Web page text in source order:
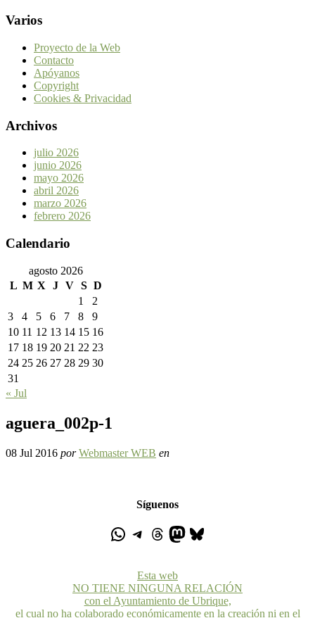
Varios
Proyecto de la Web
Contacto
Apóyanos
Copyright
Cookies & Privacidad
Archivos
julio 2026
junio 2026
mayo 2026
abril 2026
marzo 2026
febrero 2026
Calendario
agosto 2026
L M X J V S D
1
2
3
4 5 6 7 8
9
10 11 12 13 14 15 16
17 18 19 20 21 22 23
24 25 26 27 28 29 30
31
« Jul
aguera_002p-1
08 Jul 2016 por Webmaster WEB en
Síguenos
Esta web
NO TIENE NINGUNA RELACIÓN
con el Ayuntamiento de Ubrique,
el cual no ha colaborado económicamente en la creación ni en el